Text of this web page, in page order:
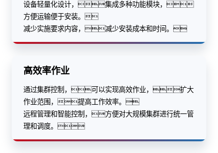
设备轻量化设计，集成多种功能模块，
方便运输便于安装。
减少实施要求内容，减少安装成本和时间。
高效率作业
通过集群控制，可以实现高效作业，扩大
作业范围，提高工作效率。
远程管理和智能控制，方便对大规模集群进行统一管
理和调度。